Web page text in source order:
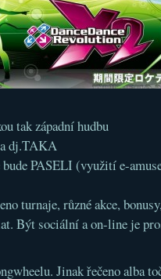
tak západní hudbu
dj.TAKA
PASELI (využití e-
turnaje, různé akce,
Být sociální a on-line je
Jinak řečeno alba